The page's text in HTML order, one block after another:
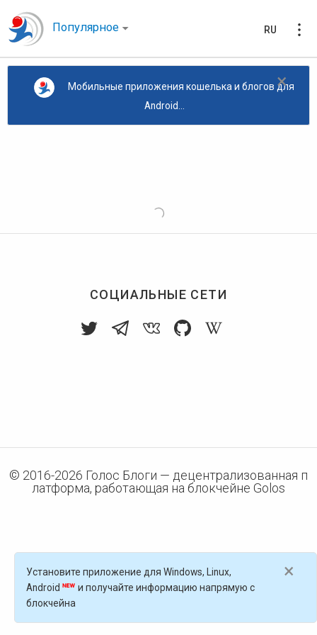
Популярное RU
×
Мобильные приложения кошелька и блогов для
Android...
СОЦИАЛЬНЫЕ СЕТИ
© 2016-2026 Голос Блоги — децентрализованная п
латформа, работающая на блокчейне Golos
×
Установите приложение для Windows, Linux,
Android
и получайте информацию напрямую с
блокчейна